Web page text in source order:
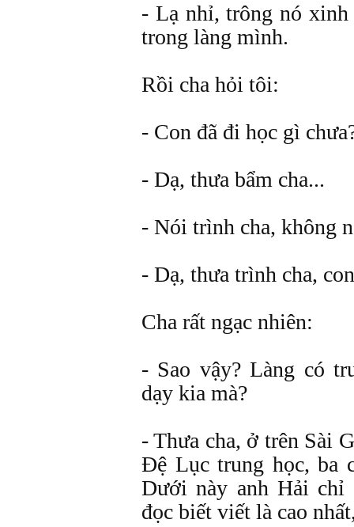
- Lạ nhỉ, trông nó
trong làng mình.
Rồi cha hỏi tôi:
- Con đã đi học gì
- Dạ, thưa bẩm cha...
- Nói trình cha, không
- Dạ, thưa trình cha,
Cha rất ngạc nhiên:
- Sao vậy? Làng có
dạy kia mà?
- Thưa cha, ở trên Sài
Đệ Lục trung học, ba
Dưới này anh Hải chỉ
đọc biết viết là cao